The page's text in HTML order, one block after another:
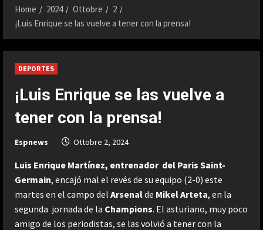
Home 2024 Ottobre
2
¡Luis Enrique se las vuelve a tener con la prensa!
DEPORTES
¡Luis Enrique se las vuelve a
tener con la prensa!
Espnews Ottobre 2, 2024
Luis Enrique Martínez, entrenador del Paris Saint-
Germain, encajó mal el revés de su equipo (2-0) este
martes en el campo del Arsenalde Mikel Arteta, en la
segunda jornada de la Champions. El asturiano, muy poco
amigo de los periodistas, se las volvió a tener con la